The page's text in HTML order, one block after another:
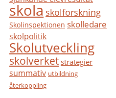
skola skolforskning
Skolinspektionen skolledare
skolpolitik
Skolutveckling
skolverket strategier
summativ utbildning
återkoppling